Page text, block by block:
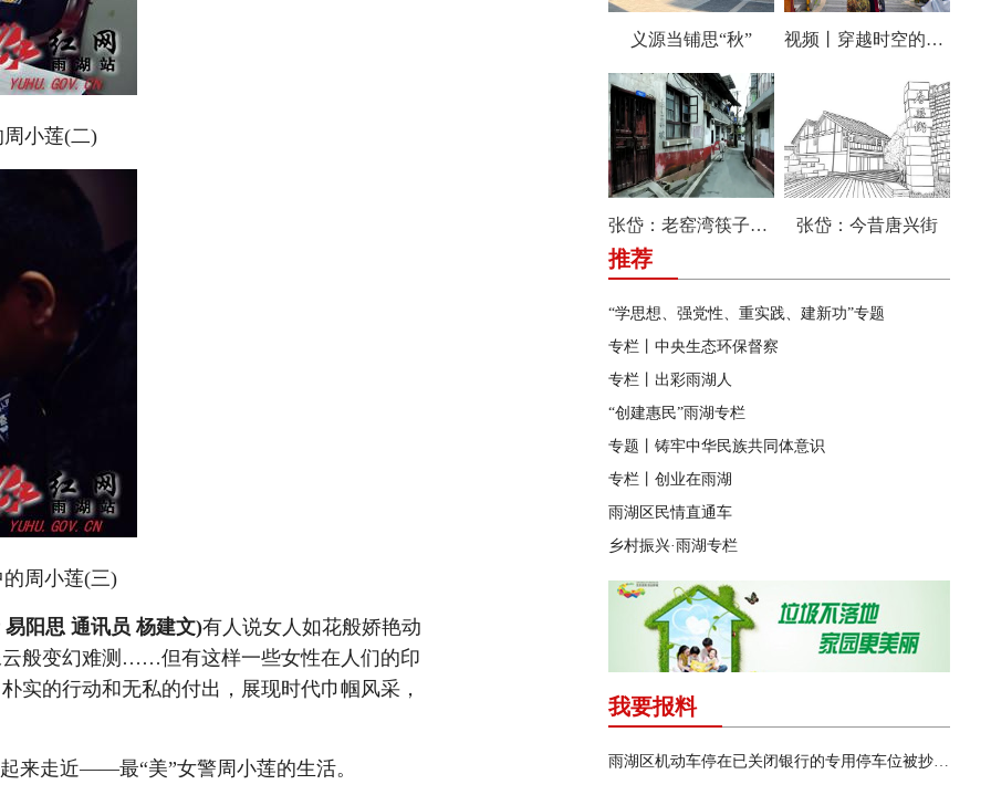
周小莲(二)
周小莲(三)
阳思 通讯员 杨建文)有人说女人如花般娇艳动
般变幻难测……但有这样一些女性在人们的印
实的行动和无私的付出，展现时代巾帼风采，
走近——最“美”女警周小莲的生活。
义源当铺思“秋” 视频丨穿越时空的风情 唤醒传统街区的温情记忆 风车坪文创街区举行汉服快闪秀
张岱：老窑湾筷子巷纪事 张岱：今昔唐兴街
推荐
“学思想、强党性、重实践、建新功”专题
专栏丨中央生态环保督察
专栏丨出彩雨湖人
“创建惠民”雨湖专栏
专题丨铸牢中华民族共同体意识
专栏丨创业在雨湖
雨湖区民情直通车
乡村振兴·雨湖专栏
我要报料
雨湖区机动车停在已关闭银行的专用停车位被抄牌开罚单